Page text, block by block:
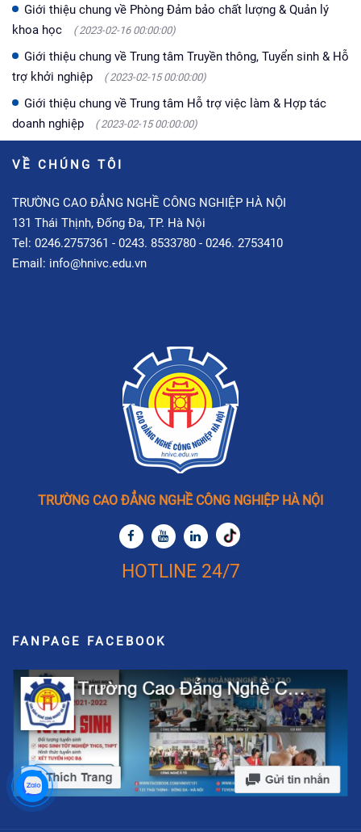
Giới thiệu chung về Phòng Đảm bảo chất lượng & Quản lý
khoa học
( 2023-02-16 00:00:00)
Giới thiệu chung về Trung tâm Truyền thông, Tuyển sinh & Hỗ
trợ khởi nghiệp
( 2023-02-15 00:00:00)
Giới thiệu chung về Trung tâm Hỗ trợ việc làm & Hợp tác
doanh nghiệp
( 2023-02-15 00:00:00)
VỀ CHÚNG TÔI
TRƯỜNG CAO ĐẲNG NGHỀ CÔNG NGHIỆP HÀ NỘI
131 Thái Thịnh, Đống Đa, TP. Hà Nội
Tel: 0246.2757361 - 0243. 8533780 - 0246. 2753410
Email: info@hnivc.edu.vn
TRƯỜNG CAO ĐẲNG NGHỀ CÔNG NGHIỆP HÀ NỘI
HOTLINE 24/7
FANPAGE FACEBOOK